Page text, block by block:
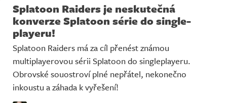
Databáze
Komunita
Redakce
Živě
Splatoon Raiders je neskutečná
konverze Splatoon série do single-
playeru!
Splatoon Raiders má za cíl přenést známou
multiplayerovou sérii Splatoon do singleplayeru.
Obrovské souostroví plné nepřátel, nekonečno
inkoustu a záhada k vyřešení!